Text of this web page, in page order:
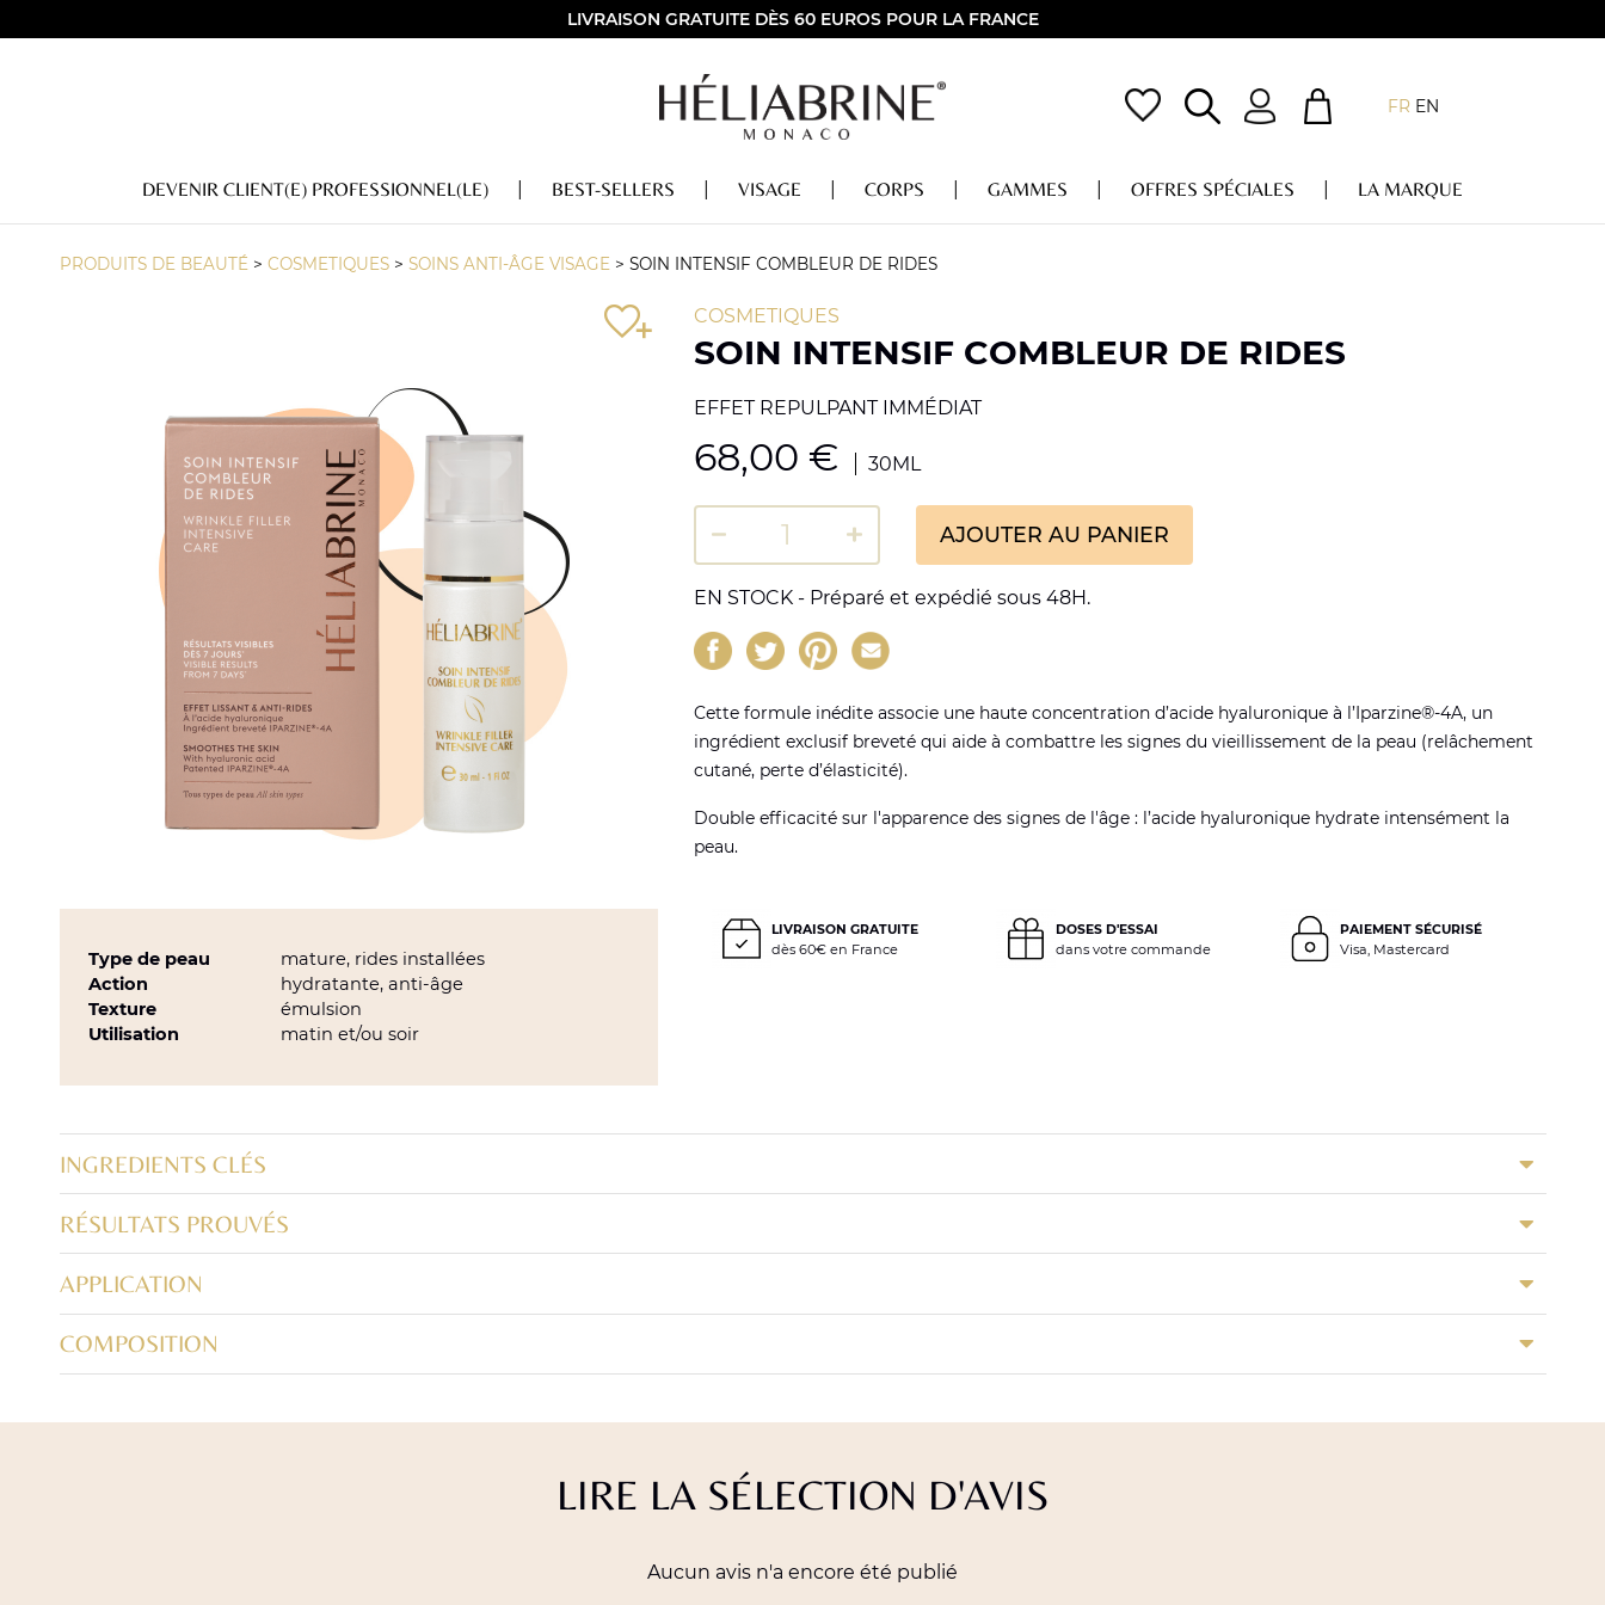
LIVRAISON GRATUITE DÈS 60 EUROS POUR LA FRANCE
FR EN
DEVENIR CLIENT(E) PROFESSIONNEL(LE) BEST-SELLERS VISAGE CORPS GAMMES OFFRES SPÉCIALES LA MARQUE
PRODUITS DE BEAUTÉ > COSMETIQUES> SOINS ANTI-ÂGE VISAGE > SOIN INTENSIF COMBLEUR DE RIDES
SOIN INTENSIF COMBLEUR DE RIDES
COSMETIQUES
EFFET REPULPANT IMMÉDIAT
68,00 € 30ML
AJOUTER AU PANIER
EN STOCK - Préparé et expédié sous 48H.
Cette formule inédite associe une haute concentration d’acide hyaluronique à l’Iparzine®-4A, un
ingrédient exclusif breveté qui aide à combattre les signes du vieillissement de la peau (relâchement
cutané, perte d’élasticité).
Double efficacité sur l'apparence des signes de l'âge : l’acide hyaluronique hydrate intensément la
peau.
Type de peau
mature, rides installées
Action
hydratante, anti-âge
Texture
émulsion
Utilisation
matin et/ou soir
LIVRAISON GRATUITE
dès 60€ en France
DOSES D'ESSAI
dans votre commande
PAIEMENT SÉCURISÉ
Visa, Mastercard
INGREDIENTS CLÉS
RÉSULTATS PROUVÉS
APPLICATION
COMPOSITION
LIRE LA SÉLECTION D'AVIS
Aucun avis n'a encore été publié